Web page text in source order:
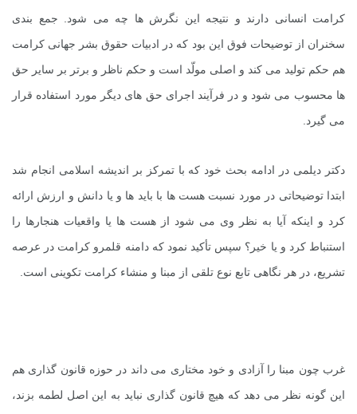
کرامت انسانی دارند و نتیجه این نگرش ها چه می شود. جمع بندی
سخنران از توضیحات فوق این بود که در ادبیات حقوق بشر جهانی کرامت
هم حکم تولید می کند و اصلی مولّد است و حکم ناظر و برتر بر سایر حق
ها محسوب می شود و در فرآیند اجرای حق های دیگر مورد استفاده قرار
می گیرد.
دکتر دیلمی در ادامه بحث خود که با تمرکز بر اندیشه اسلامی انجام شد
ابتدا توضیحاتی در مورد نسبت هست ها با باید ها و یا دانش و ارزش ارائه
کرد و اینکه آیا به نظر وی می شود از هست ها یا واقعیات هنجارها را
استنباط کرد و یا خیر؟ سپس تأکید نمود که دامنه قلمرو کرامت در عرصه
تشریع، در هر نگاهی تابع نوع تلقی از مبنا و منشاء کرامت تکوینی است.
غرب چون مبنا را آزادی و خود مختاری می داند در حوزه قانون گذاری هم
این گونه نظر می دهد که هیچ قانون گذاری نباید به این اصل لطمه بزند،